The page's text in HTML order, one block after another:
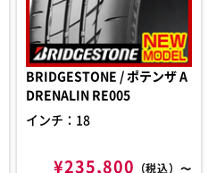
BRIDGESTONE / ポテンザ A
DRENALIN RE005
インチ：18
¥235,800 （税込）〜